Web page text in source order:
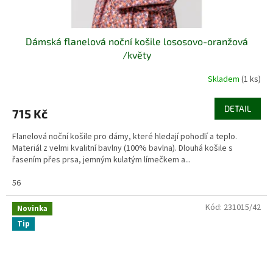
Dámská flanelová noční košile lososovo-oranžová
/květy
Skladem (1 ks)
715 Kč DETAIL
Flanelová noční košile pro dámy, které hledají pohodlí a teplo.
Materiál z velmi kvalitní bavlny (100% bavlna). Dlouhá košile s
řasením přes prsa, jemným kulatým límečkem a...
56
Novinka
Tip
Kód: 231015/42